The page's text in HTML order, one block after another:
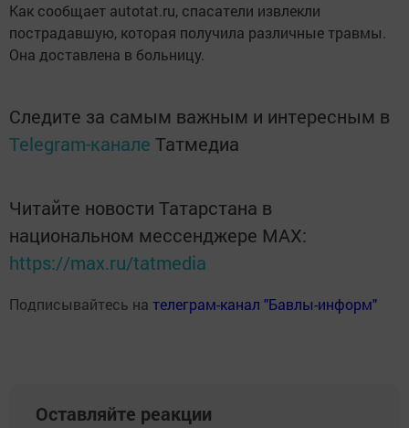
Как сообщает autotat.ru, спасатели извлекли
пострадавшую, которая получила различные травмы.
Она доставлена в больницу.
Следите за самым важным и интересным в
Telegram-канале Татмедиа
Читайте новости Татарстана в
национальном мессенджере MАХ:
https://max.ru/tatmedia
Подписывайтесь на телеграм-канал "Бавлы-информ"
Оставляйте реакции